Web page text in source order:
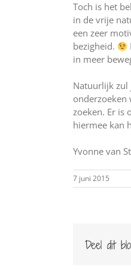
Toch is het
in de vrije
een zeer
bezigheid.
in meer
Natuurlijk zul
zoeken. Er is
hiermee kan
Yvonne van
7 juni 2015
Deel dit